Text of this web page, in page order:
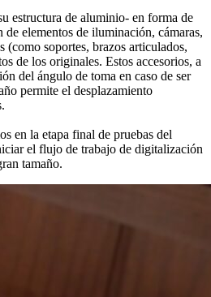
estructura de aluminio- en forma de
elementos de iluminación, cámaras,
(como soportes, brazos articulados,
de los originales. Estos accesorios, a
del ángulo de toma en caso de ser
permite el desplazamiento
en la etapa final de pruebas del
el flujo de trabajo de digitalización
tamaño.